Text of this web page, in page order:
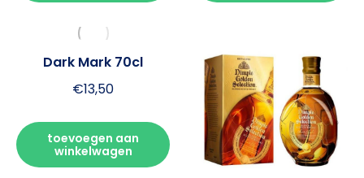
Dark Mark 70cl
€13,50
toevoegen aan
winkelwagen